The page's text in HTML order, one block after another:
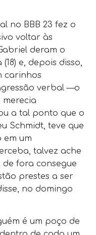
no BBB 23 fez o
voltar às
deram o
e, depois disso,
carinhos
verbal —o
a tal ponto que o
Schmidt, teve que
em um
talvez ache
de fora consegue
prestes a ser
no domingo
é um poço de